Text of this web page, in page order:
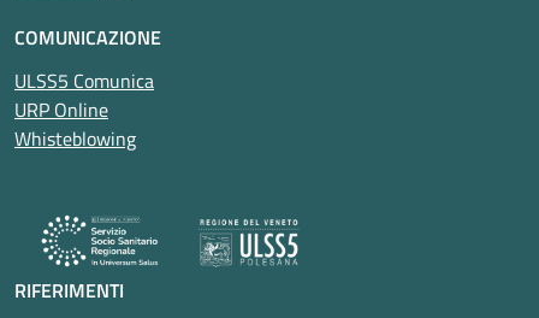
COMUNICAZIONE
ULSS5 Comunica
URP Online
Whisteblowing
RIFERIMENTI